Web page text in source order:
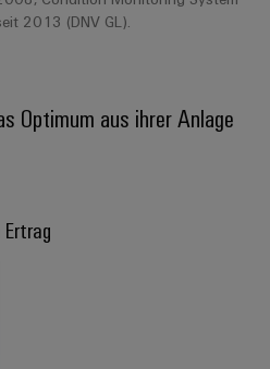
2013 (DNV GL).
Optimum aus ihrer Anlage